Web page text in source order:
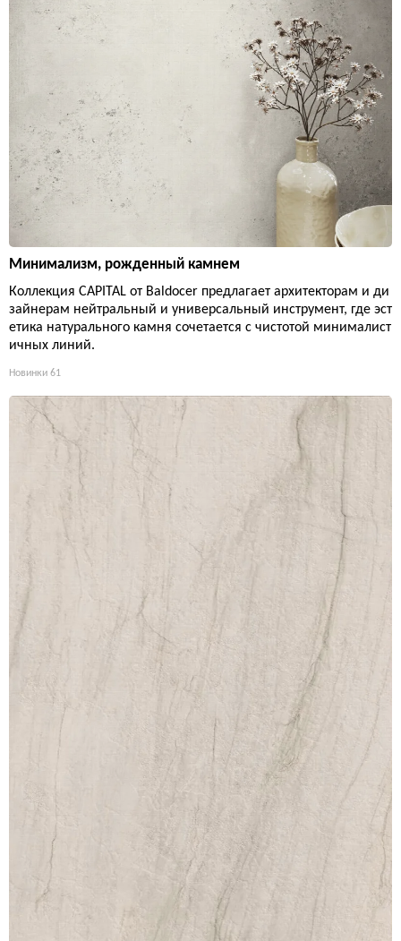
Минимализм, рожденный камнем
Коллекция CAPITAL от Baldocer предлагает архитекторам и ди
зайнерам нейтральный и универсальный инструмент, где эст
етика натурального камня сочетается с чистотой минималист
ичных линий.
Новинки 61